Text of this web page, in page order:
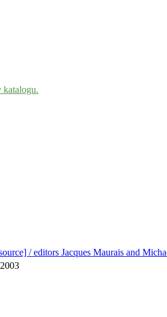
katalogu.
/ editors Jacques Maurais and